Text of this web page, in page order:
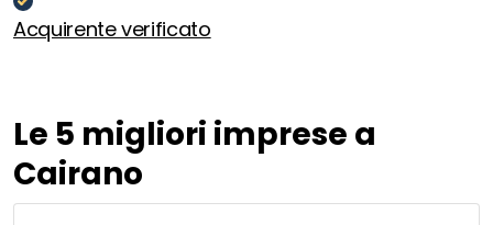
Acquirente verificato
Le 5 migliori imprese a
Cairano